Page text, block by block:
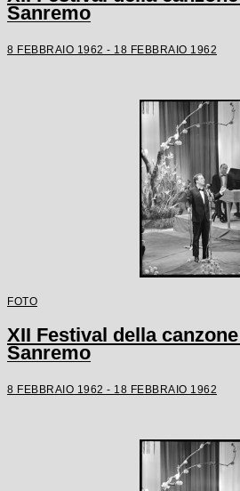
Sanremo
8 FEBBRAIO 1962 - 18 FEBBRAIO 1962
FOTO
XII Festival della
Sanremo
8 FEBBRAIO 1962 - 18 FEBBRAIO 1962